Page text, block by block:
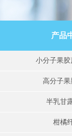
产品
小分子果胶
高分子
半乳甘
柑橘